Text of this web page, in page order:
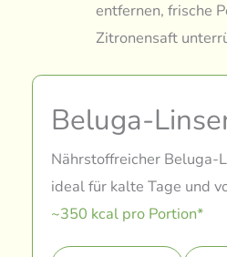
entfernen, frische
Zitronensaft
Beluga-
Nährstoffreicher Beluga-
ideal für kalte Tage und
~350 kcal pro Portion*